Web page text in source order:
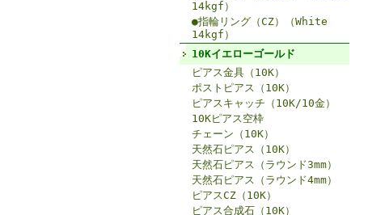
14kgf）
●指輪リング（CZ）（White
14kgf）
10Kイエローゴールド
ピアス金具（10K）
ポストピアス（10K）
ピアスキャッチ（10K/10金）
10Kピアス空枠
チェーン（10K）
天然石ピアス（10K）
天然石ピアス（ラウンド3mm）
天然石ピアス（ラウンド4mm）
ピアスCZ（10K）
ピアス合成石（10K）